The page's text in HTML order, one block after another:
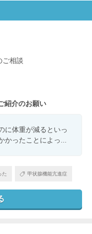
ご相談
紹介のお願い
に体重が減るといっ
かったことによっ...
た 甲状腺機能亢進症